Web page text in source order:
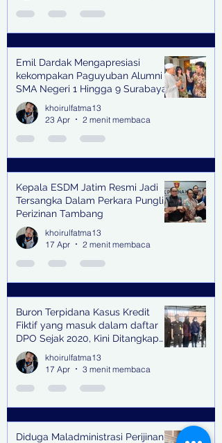
Emil Dardak Mengapresiasi
kekompakan Paguyuban Alumni
SMA Negeri 1 Hingga 9 Surabaya
(Pasmanbaya) dalam Kegiatan
Halal Bihalal
khoirulfatma13
23 Apr
2 menit membaca
Kepala ESDM Jatim Resmi Jadi
Tersangka Dalam Perkara Pungli
Perizinan Tambang
khoirulfatma13
17 Apr
2 menit membaca
Buron Terpidana Kasus Kredit
Fiktif yang masuk dalam daftar
DPO Sejak 2020, Kini Ditangkap
Kejari Surabaya
khoirulfatma13
17 Apr
3 menit membaca
Diduga Maladministrasi Perijinan,